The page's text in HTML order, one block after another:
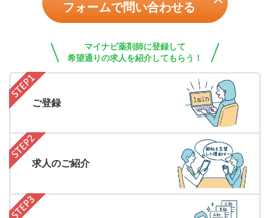
フォームで問い合わせる
マイナビ薬剤師に登録して
希望通りの求人を紹介してもらう！
ご登録
求人のご紹介